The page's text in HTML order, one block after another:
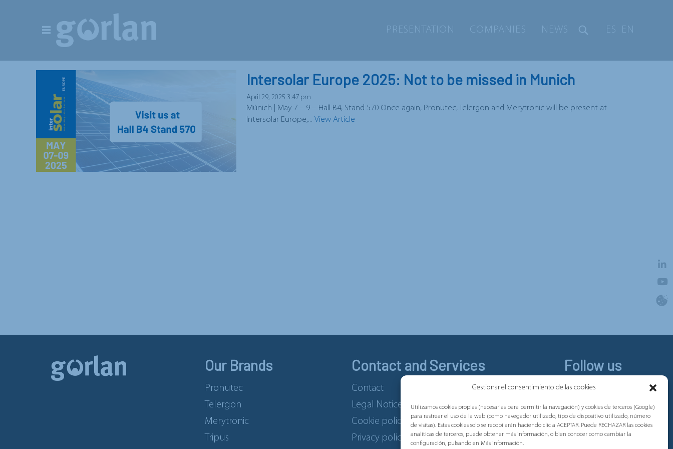
Gestionar el consentimiento de las cookies
Utilizamos cookies propias (necesarias para permitir la navegación) y cookies de terceros (Google)
para rastrear el uso de la web (como navegador utilizado, tipo de dispositivo utilizado, número
de visitas). Estas cookies solo se recopilarán haciendo clic a ACEPTAR. Puede RECHAZAR las cookies
analíticas de terceros, puede obtener más información, o bien conocer como cambiar la
configuración, pulsando en Más información.
PRESENTATION COMPANIES NEWS ES EN
Intersolar Europe 2025: Not to be missed in Munich
April 29, 2025 3:47 pm
Múnich | May 7 – 9 – Hall B4, Stand 570 Once again, Pronutec, Telergon and Merytronic will be present at
Intersolar Europe,... View Article
Our Brands
Pronutec
Telergon
Merytronic
Tripus
Contact and Services
Contact
Legal Notice
Cookie policy
Privacy policy
Follow us
Linkedin
Youtube